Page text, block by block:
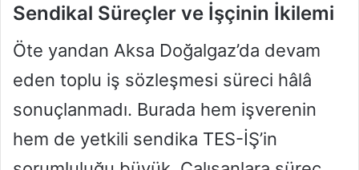
Sendikal Süreçler ve İşçinin İkilemi
Öte yandan Aksa Doğalgaz’da devam
eden toplu iş sözleşmesi süreci hâlâ
sonuçlanmadı. Burada hem işverenin
hem de yetkili sendika TES-İŞ’in